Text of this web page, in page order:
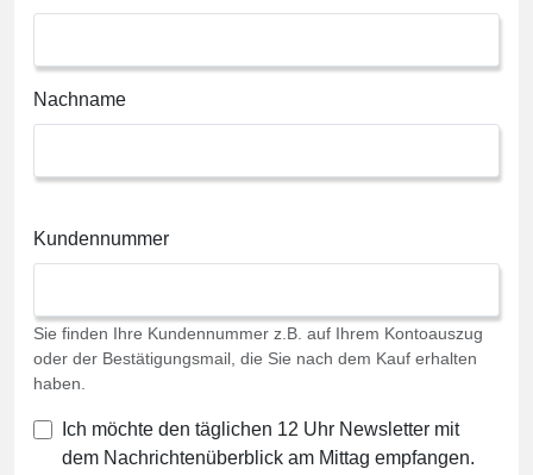
Nachname
Kundennummer
Sie finden Ihre Kundennummer z.B. auf Ihrem Kontoauszug
oder der Bestätigungsmail, die Sie nach dem Kauf erhalten
haben.
Ich möchte den täglichen 12 Uhr Newsletter mit
dem Nachrichtenüberblick am Mittag empfangen.